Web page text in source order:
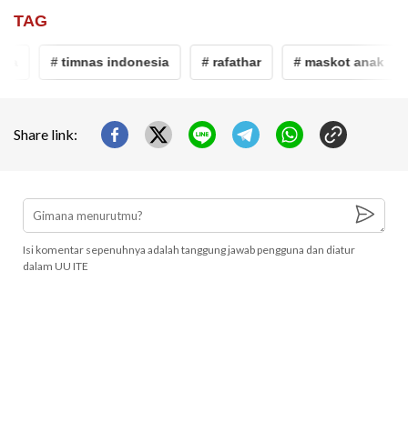
TAG
# timnas indonesia # rafathar # maskot anak
Share link:
Isi komentar sepenuhnya adalah tanggung jawab pengguna dan diatur
dalam UU ITE